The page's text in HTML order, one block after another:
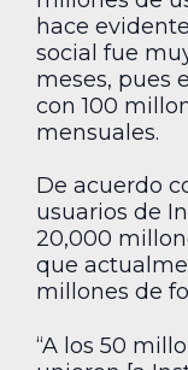
hace
social fue
meses, pues
con 100
mensuales.
De acuerdo
usuarios de
20,000
que
millones de
“A los 50